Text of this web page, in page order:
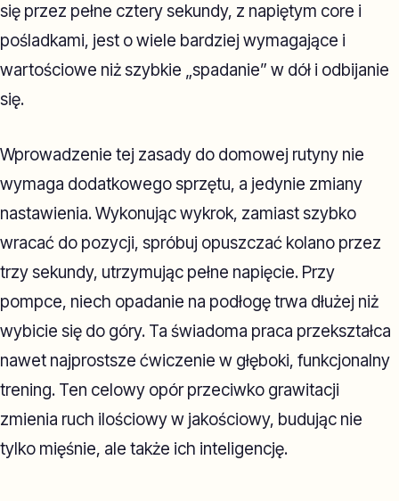
się przez pełne cztery sekundy, z napiętym core i
pośladkami, jest o wiele bardziej wymagające i
wartościowe niż szybkie „spadanie” w dół i odbijanie
się.
Wprowadzenie tej zasady do domowej rutyny nie
wymaga dodatkowego sprzętu, a jedynie zmiany
nastawienia. Wykonując wykrok, zamiast szybko
wracać do pozycji, spróbuj opuszczać kolano przez
trzy sekundy, utrzymując pełne napięcie. Przy
pompce, niech opadanie na podłogę trwa dłużej niż
wybicie się do góry. Ta świadoma praca przekształca
nawet najprostsze ćwiczenie w głęboki, funkcjonalny
trening. Ten celowy opór przeciwko grawitacji
zmienia ruch ilościowy w jakościowy, budując nie
tylko mięśnie, ale także ich inteligencję.